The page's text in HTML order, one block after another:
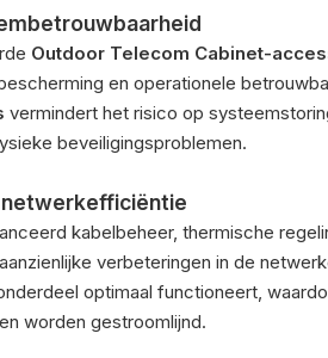
Outdoor Telecom Cabinet-
en operationele
vermindert het risico op
beveiligingsproblemen.
kabelbeheer, thermische
verbeteringen in de
optimaal functioneert,
worden gestroomlijnd.